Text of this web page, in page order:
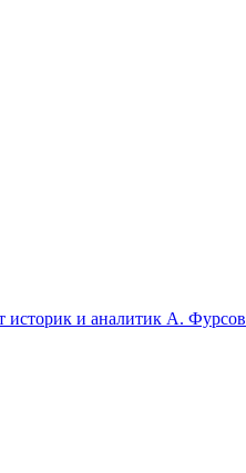
историк и аналитик А. Фурсов